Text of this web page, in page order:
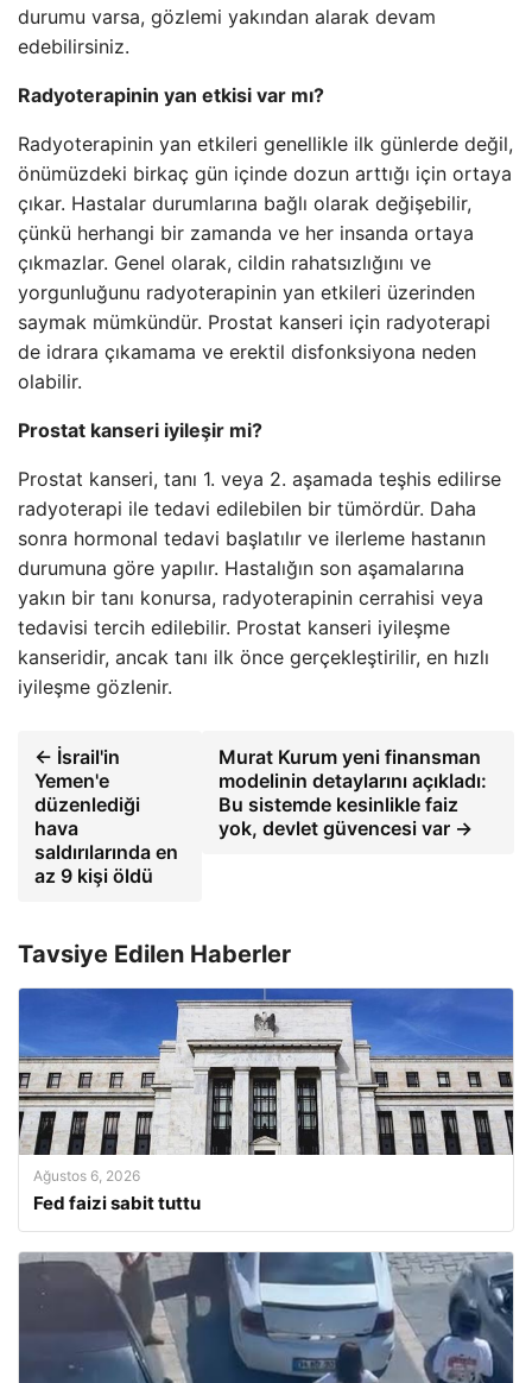
durumu varsa, gözlemi yakından alarak devam
edebilirsiniz.
Radyoterapinin yan etkisi var mı?
Radyoterapinin yan etkileri genellikle ilk günlerde değil,
önümüzdeki birkaç gün içinde dozun arttığı için ortaya
çıkar. Hastalar durumlarına bağlı olarak değişebilir,
çünkü herhangi bir zamanda ve her insanda ortaya
çıkmazlar. Genel olarak, cildin rahatsızlığını ve
yorgunluğunu radyoterapinin yan etkileri üzerinden
saymak mümkündür. Prostat kanseri için radyoterapi
de idrara çıkamama ve erektil disfonksiyona neden
olabilir.
Prostat kanseri iyileşir mi?
Prostat kanseri, tanı 1. veya 2. aşamada teşhis edilirse
radyoterapi ile tedavi edilebilen bir tümördür. Daha
sonra hormonal tedavi başlatılır ve ilerleme hastanın
durumuna göre yapılır. Hastalığın son aşamalarına
yakın bir tanı konursa, radyoterapinin cerrahisi veya
tedavisi tercih edilebilir. Prostat kanseri iyileşme
kanseridir, ancak tanı ilk önce gerçekleştirilir, en hızlı
iyileşme gözlenir.
← İsrail'in
Yemen'e
düzenlediği
hava
saldırılarında en
az 9 kişi öldü
Murat Kurum yeni finansman
modelinin detaylarını açıkladı:
Bu sistemde kesinlikle faiz
yok, devlet güvencesi var →
Tavsiye Edilen Haberler
Ağustos 6, 2026
Fed faizi sabit tuttu